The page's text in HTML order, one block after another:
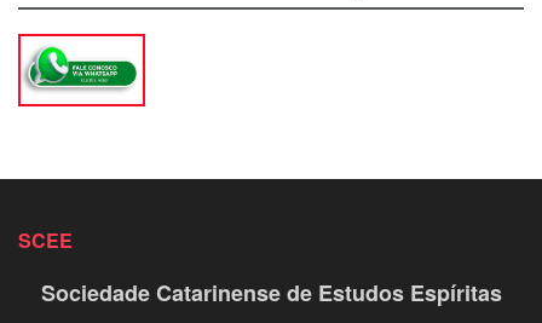
SCEE
Sociedade Catarinense de Estudos Espíritas